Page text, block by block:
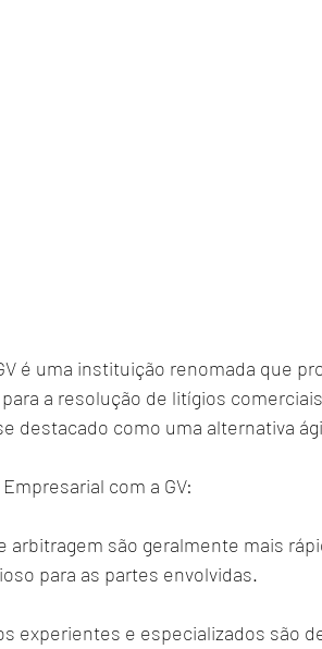
é uma instituição renomada que
a resolução de litígios
destacado como uma alternativa
com a GV:
arbitragem são geralmente mais
para as partes envolvidas.
experientes e especializados são